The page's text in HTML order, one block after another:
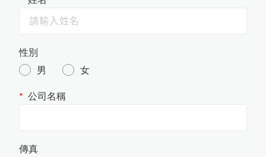
混凝土水分計
塗膜鉛筆硬度計
油漆塗料相關檢測儀器
洛氏硬度試驗機
金相研磨抛光機
其他綜合儀器 PH 酸鹼度計
輻射偵測器
高斯計(電磁波測試器)
法
如何測量不鏽鋼上的塗層厚度
渦電流膜厚計的測量原理
印
刷
電
路
板
上
的
保
護
塗
層
厚
度
測
電磁式膜厚計的測量原理
美國DeFelsko台灣區授權服務中
性別
男
女
公司名稱
傳真